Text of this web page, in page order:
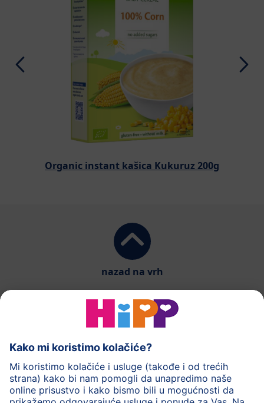
Organic instant kašica Kukuruz 200g
nazad na vrh
HiPP mlečna hrana
HiPP hrana za bebe
HiPP Deca
HiPP nega HiPP trudnoća